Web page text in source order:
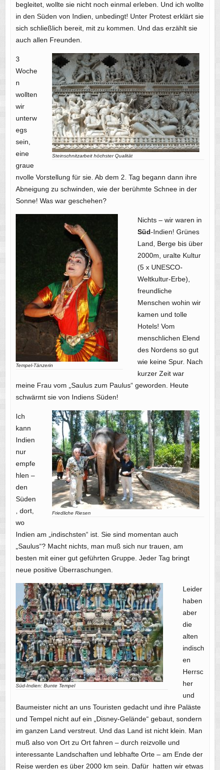
begleitet, wollte sie nicht noch einmal erleben. Und ich wollte
in den Süden von Indien, unbedingt! Unter Protest erklärt sie
sich schließlich bereit, mit zu kommen. Und das erzählt sie
auch allen Freunden.
Steinschnitzarbeit höchster Qualität
3
Woche
n
wollten
wir
unterw
egs
sein,
eine
graue
nvolle Vorstellung für sie. Ab dem 2. Tag begann dann ihre
Abneigung zu schwinden, wie der berühmte Schnee in der
Sonne! Was war geschehen?
Tempel-Tänzerin
Nichts – wir waren in
Süd-Indien! Grünes
Land, Berge bis über
2000m, uralte Kultur
(5 x UNESCO-
Weltkultur-Erbe),
freundliche
Menschen wohin wir
kamen und tolle
Hotels! Vom
menschlichen Elend
des Nordens so gut
wie keine Spur. Nach
kurzer Zeit war
meine Frau vom „Saulus zum Paulus“ geworden. Heute
schwärmt sie von Indiens Süden!
Friedliche Riesen
Ich
kann
Indien
nur
empfe
hlen –
den
Süden
, dort,
wo
Indien am „indischsten“ ist. Sie sind momentan auch
„Saulus“? Macht nichts, man muß sich nur trauen, am
besten mit einer gut geführten Gruppe. Jeder Tag bringt
neue positive Überraschungen.
Süd-Indien: Bunte Tempel
Leider
haben
aber
die
alten
indisch
en
Herrsc
her
und
Baumeister nicht an uns Touristen gedacht und ihre Paläste
und Tempel nicht auf ein „Disney-Gelände“ gebaut, sondern
im ganzen Land verstreut. Und das Land ist nicht klein. Man
muß also von Ort zu Ort fahren – durch reizvolle und
interessante Landschaften und lebhafte Orte – am Ende der
Reise werden es über 2000 km sein. Dafür hatten wir etwas